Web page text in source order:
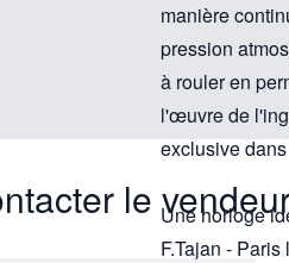
manière
pression
à rouler en
l'œuvre de
exclusive
Une horloge
F.Tajan -
le